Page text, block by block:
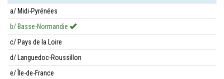
a/ Midi-Pyrénées
b/ Basse-Normandie
c/ Pays de la Loire
d/ Languedoc-Roussillon
e/ Île-de-France